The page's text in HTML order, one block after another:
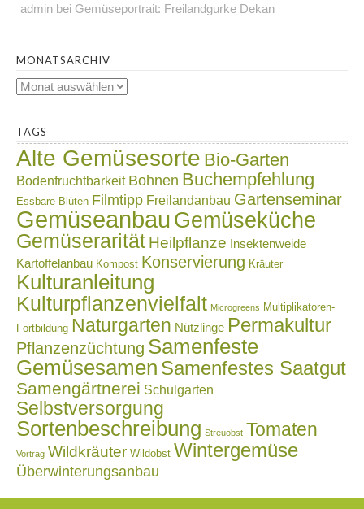
admin bei Gemüseportrait: Freilandgurke Dekan
MONATSARCHIV
Monatsarchiv
TAGS
Alte Gemüsesorte Bio-Garten
Bodenfruchtbarkeit Bohnen Buchempfehlung
Essbare Blüten Filmtipp Freilandanbau Gartenseminar
Gemüseanbau Gemüseküche
Gemüserarität Heilpflanze
Insektenweide
Kartoffelanbau Kompost Konservierung Kräuter
Kulturanleitung
Kulturpflanzenvielfalt Microgreens Multiplikatoren-
Fortbildung Naturgarten Nützlinge Permakultur
Pflanzenzüchtung Samenfeste
Gemüsesamen Samenfestes Saatgut
Samengärtnerei Schulgarten
Selbstversorgung
Sortenbeschreibung Streuobst Tomaten
Vortrag Wildkräuter Wildobst Wintergemüse
Überwinterungsanbau